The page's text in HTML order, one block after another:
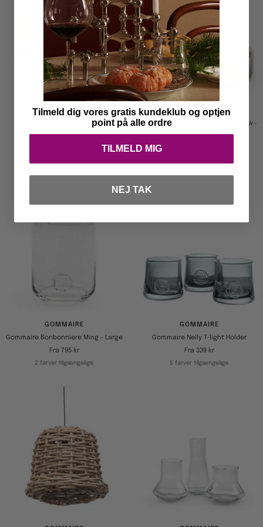
GOMMAIRE
Gommaire Feline Easy Chair
Tilbudspris
Fra 9.595 kr
GOMMAIRE
Gommaire Bonbonniere Ming - Low -
Large
GOMMAIRE
Gommaire Bonbonniere Ming - Large
Tilbudspris
Fra 795 kr
2 farver tilgængelige
GOMMAIRE
Gommaire Nelly T-light Holder
Tilbudspris
Fra 339 kr
5 farver tilgængelige
Tilmeld dig vores gratis kundeklub og optjen
point på alle ordre
TILMELD MIG
NEJ TAK